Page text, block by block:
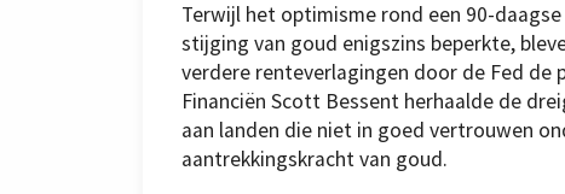
Terwijl het optimisme rond een 90-
stijging van goud enigszins beperkte,
verdere renteverlagingen door de Fed de
Financiën Scott Bessent herhaalde de
aan landen die niet in goed vertrouwen
aantrekkingskracht van goud.